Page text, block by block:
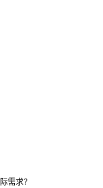
需求？